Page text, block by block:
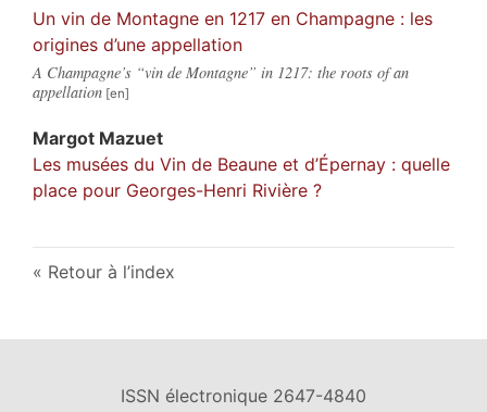
Un vin de Montagne en 1217 en Champagne : les
origines d’une appellation
A Champagne’s “vin de Montagne” in 1217: the roots of an
appellation
Margot Mazuet
Les musées du Vin de Beaune et d’Épernay : quelle
place pour Georges-Henri Rivière ?
Retour à l’index
ISSN électronique 2647-4840